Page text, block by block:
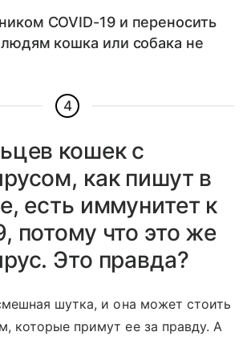
COVID-19 и переносить
кошка или собака не
4
кошек с
как пишут в
есть иммунитет к
потому что это же
Это правда?
шутка, и она может стоить
которые примут ее за правду. А